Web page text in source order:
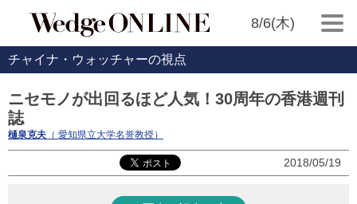
8/6(木)
チャイナ・ウォッチャーの視点
ニセモノが出回るほど人気！30周年の香港週刊
誌
樋泉克夫 （ 愛知県立大学名誉教授）
2018/05/19